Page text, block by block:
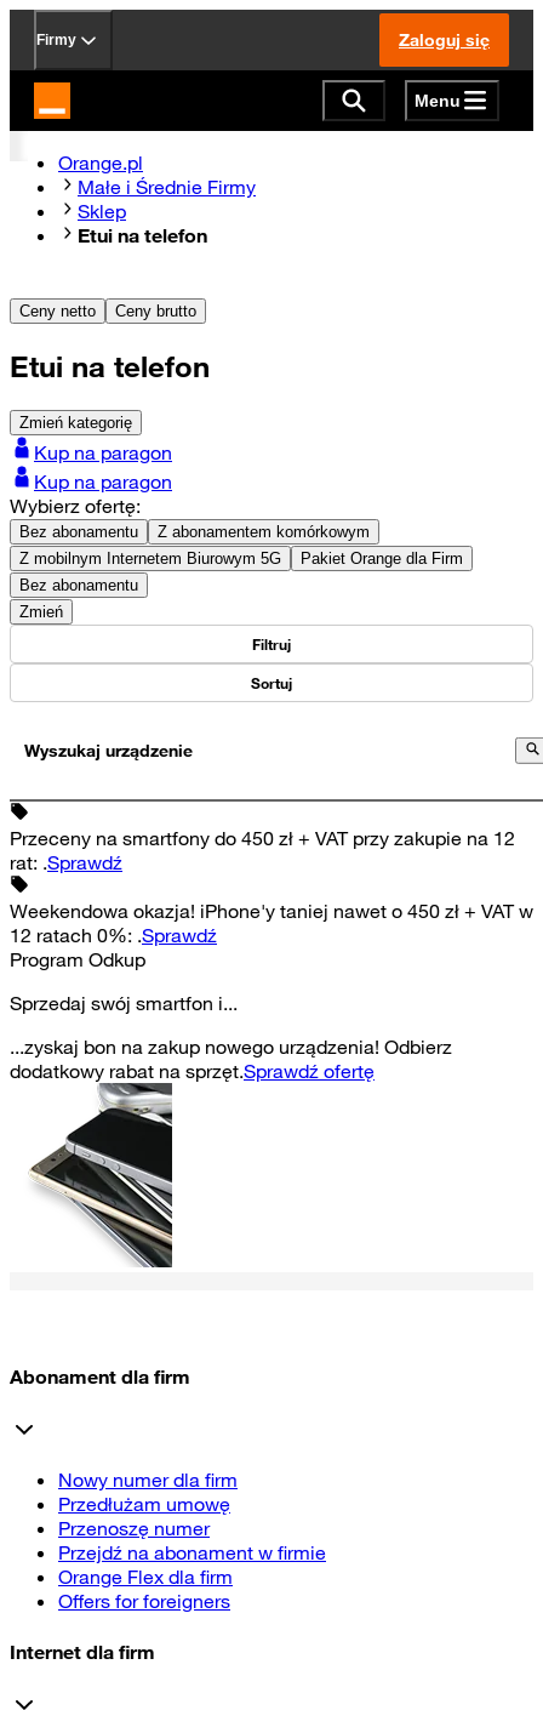
Firmy Zaloguj się
Strona główna Orange.pl Menu
Orange.pl
Małe i Średnie Firmy
Sklep
Etui na telefon
Ceny netto Ceny brutto
Etui na telefon
Zmień kategorię
Kup na paragon
Kup na paragon
Wybierz ofertę:
Bez abonamentu
Z abonamentem komórkowym
Z mobilnym Internetem Biurowym 5G
Pakiet Orange dla Firm
Bez abonamentu
Zmień
Filtruj
Sortuj
Wyszukaj urządzenie
Przeceny na smartfony do 450 zł + VAT przy zakupie na 12
rat: .Sprawdź
Weekendowa okazja! iPhone'y taniej nawet o 450 zł + VAT w
12 ratach 0%: .Sprawdź
Program Odkup
Sprzedaj swój smartfon i...
...zyskaj bon na zakup nowego urządzenia! Odbierz
dodatkowy rabat na sprzęt.Sprawdź ofertę
Abonament dla firm
Nowy numer dla firm
Przedłużam umowę
Przenoszę numer
Przejdź na abonament w firmie
Orange Flex dla firm
Offers for foreigners
Internet dla firm